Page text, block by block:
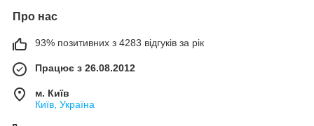
Про нас
93% позитивних з 4283 відгуків за рік
Працює з 26.08.2012
м. Київ
Київ, Україна